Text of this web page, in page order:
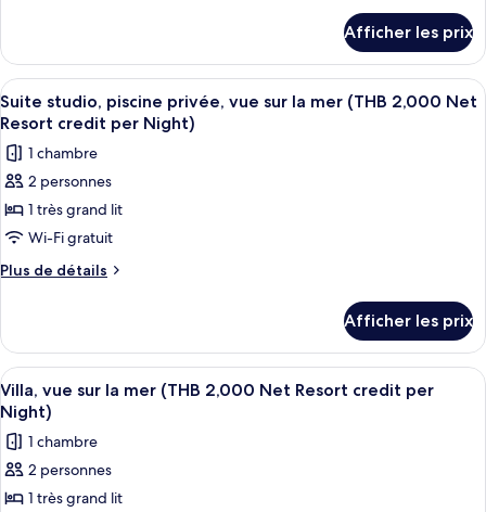
studio,
piscine
privée,
vue
sur
le
jardin
(THB
2,000
Net
per
Night)
Suite
studio,
piscine
privée,
sur
le
jardin
(THB
2,000
Resort
Afficher les prix
Afficher
toutes
les
photos
pour
ce
type
de
studio,
piscine
privée,
vue
sur
la
mer
Minibar, coffre-fort pour ordinateur
5
Suite studio, piscine privée, vue sur la mer (THB 2,000 Net
Resort credit per Night)
1 chambre
2 personnes
1 très grand lit
Wi-Fi gratuit
Plus de détails
Plus
Suite
studio,
piscine
privée,
vue
sur
la
(THB
Afficher les prix
Afficher
toutes
les
photos
pour
ce
4
Villa, vue sur la mer (THB 2,000 Net Resort credit per
Night)
1 chambre
2 personnes
1 très grand lit